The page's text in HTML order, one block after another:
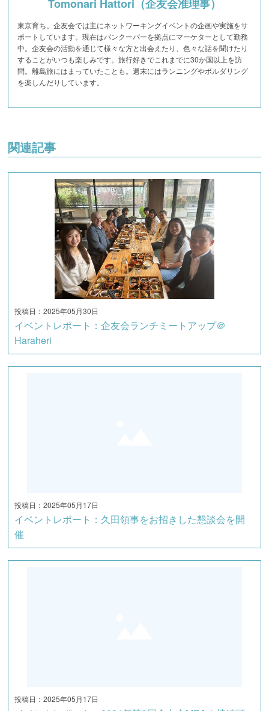
Tomonari Hattori（企友会准理事）
東京育ち。企友会では主にネットワーキングイベントの企画や実施をサ
ポートしています。現在はバンクーバーを拠点にマーケターとして勤務
中。企友会の活動を通じて様々な方と出会えたり、色々な話を聞けたり
することがいつも楽しみです。旅行好きでこれまでに30か国以上を訪
問。離島旅にはまっていたことも。週末にはランニングやボルダリング
を楽しんだりしています。
関連記事
投稿日：2025年05月30日
イベントレポート：企友会ランチミートアップ＠
Haraheri
投稿日：2025年05月17日
イベントレポート：久田領事をお招きした懇談会を開
催
投稿日：2025年05月17日